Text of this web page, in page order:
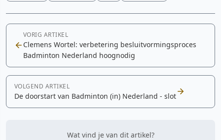
VORIG ARTIKEL
Clemens Wortel: verbetering besluitvormingsproces
Badminton Nederland hoognodig
VOLGEND ARTIKEL
De doorstart van Badminton (in) Nederland - slot
Wat vind je van dit artikel?